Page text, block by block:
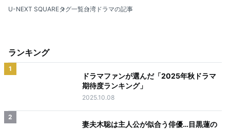
U-NEXT SQUAREタグ一覧台湾ドラマの記事
ランキング
1
ドラマファンが選んだ「2025年秋ドラマ
期待度ランキング」
2025.10.08
2
妻夫木聡は主人公が似合う俳優…目黒蓮の